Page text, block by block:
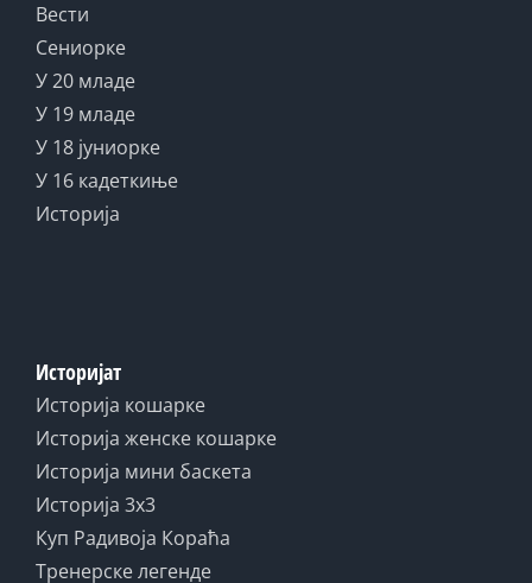
Вести
Сениорке
У 20 младе
У 19 младе
У 18 јуниорке
У 16 кадеткиње
Историја
Историјат
Историја кошарке
Историја женске кошарке
Историја мини баскета
Историја 3x3
Куп Радивоја Кораћа
Тренерске легенде